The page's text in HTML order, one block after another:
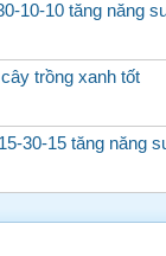
10-10 tăng năng
trồng xanh tốt
30-15 tăng năng